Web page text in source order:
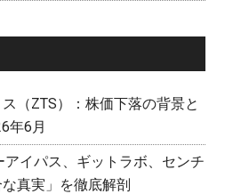
（ZTS）：株価下落の背景と
年6月
アイパス、ギットラボ、センチ
真実」を徹底解剖